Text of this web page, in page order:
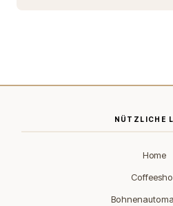
NÜTZLICHE
Home